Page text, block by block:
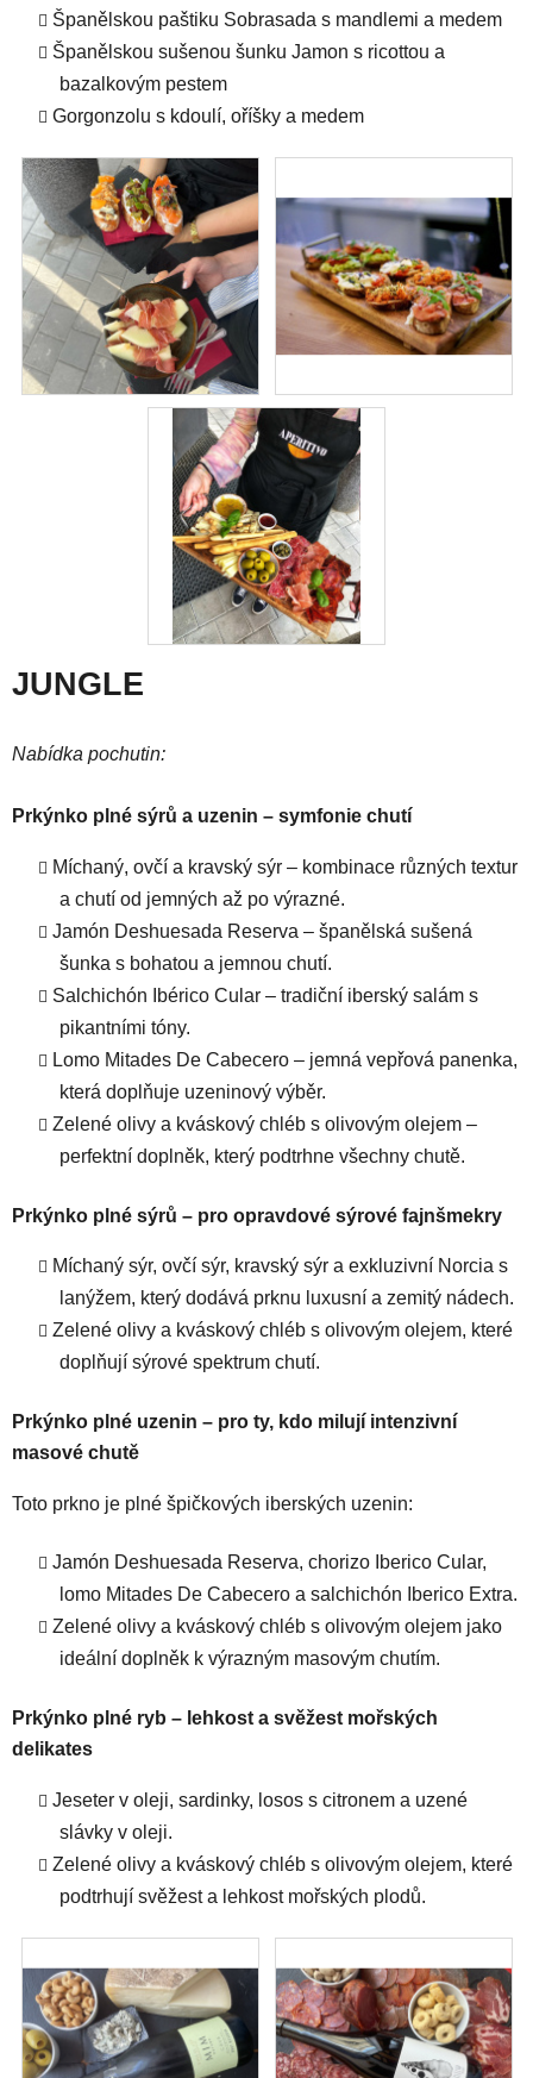
Španělskou paštiku Sobrasada s mandlemi a medem
Španělskou sušenou šunku Jamon s ricottou a
bazalkovým pestem
Gorgonzolu s kdoulí, oříšky a medem
JUNGLE
Nabídka pochutin:
Prkýnko plné sýrů a uzenin – symfonie chutí
Míchaný, ovčí a kravský sýr – kombinace různých textur
a chutí od jemných až po výrazné.
Jamón Deshuesada Reserva – španělská sušená
šunka s bohatou a jemnou chutí.
Salchichón Ibérico Cular – tradiční iberský salám s
pikantními tóny.
Lomo Mitades De Cabecero – jemná vepřová panenka,
která doplňuje uzeninový výběr.
Zelené olivy a kváskový chléb s olivovým olejem –
perfektní doplněk, který podtrhne všechny chutě.
Prkýnko plné sýrů – pro opravdové sýrové fajnšmekry
Míchaný sýr, ovčí sýr, kravský sýr a exkluzivní Norcia s
lanýžem, který dodává prknu luxusní a zemitý nádech.
Zelené olivy a kváskový chléb s olivovým olejem, které
doplňují sýrové spektrum chutí.
Prkýnko plné uzenin – pro ty, kdo milují intenzivní
masové chutě
Toto prkno je plné špičkových iberských uzenin:
Jamón Deshuesada Reserva, chorizo Iberico Cular,
lomo Mitades De Cabecero a salchichón Iberico Extra.
Zelené olivy a kváskový chléb s olivovým olejem jako
ideální doplněk k výrazným masovým chutím.
Prkýnko plné ryb – lehkost a svěžest mořských
delikates
Jeseter v oleji, sardinky, losos s citronem a uzené
slávky v oleji.
Zelené olivy a kváskový chléb s olivovým olejem, které
podtrhují svěžest a lehkost mořských plodů.